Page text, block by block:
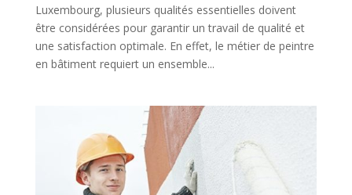
Luxembourg, plusieurs qualités essentielles doivent
être considérées pour garantir un travail de qualité et
une satisfaction optimale. En effet, le métier de peintre
en bâtiment requiert un ensemble...